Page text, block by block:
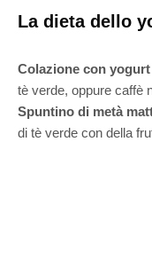
La dieta dello
Colazione con
tè verde, oppure caffè
Spuntino di metà
di tè verde con della